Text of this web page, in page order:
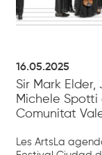
16.05.2025
Sir Mark
Michele
Comunitat
Les ArtsLa